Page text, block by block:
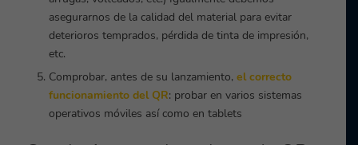
asegurarnos de la calidad del material para evitar
deterioros temprados, pérdida de tinta de impresión,
etc.
Comprobar, antes de su lanzamiento,el correcto
funcionamiento del QR: probar en varios sistemas
operativos móviles así como en tablets